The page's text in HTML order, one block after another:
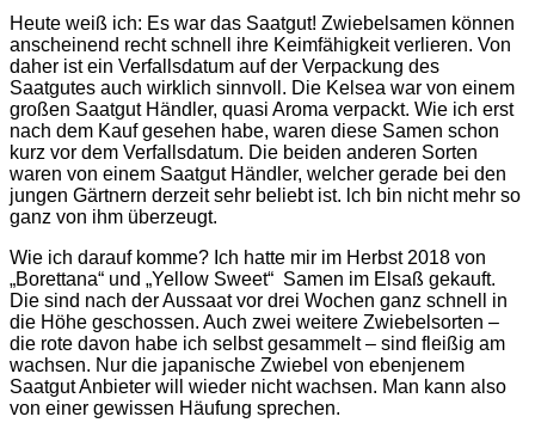
Heute weiß ich: Es war das Saatgut! Zwiebelsamen können
anscheinend recht schnell ihre Keimfähigkeit verlieren. Von
daher ist ein Verfallsdatum auf der Verpackung des
Saatgutes auch wirklich sinnvoll. Die Kelsea war von einem
großen Saatgut Händler, quasi Aroma verpackt. Wie ich erst
nach dem Kauf gesehen habe, waren diese Samen schon
kurz vor dem Verfallsdatum. Die beiden anderen Sorten
waren von einem Saatgut Händler, welcher gerade bei den
jungen Gärtnern derzeit sehr beliebt ist. lch bin nicht mehr so
ganz von ihm überzeugt.
Wie ich darauf komme? Ich hatte mir im Herbst 2018 von
„Borettana“ und „Yellow Sweet“ Samen im Elsaß gekauft.
Die sind nach der Aussaat vor drei Wochen ganz schnell in
die Höhe geschossen. Auch zwei weitere Zwiebelsorten –
die rote davon habe ich selbst gesammelt – sind fleißig am
wachsen. Nur die japanische Zwiebel von ebenjenem
Saatgut Anbieter will wieder nicht wachsen. Man kann also
von einer gewissen Häufung sprechen.